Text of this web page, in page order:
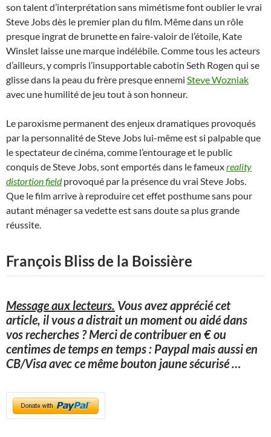
son talent d’interprétation sans mimétisme font oublier le vrai
Steve Jobs dès le premier plan du film. Même dans un rôle
presque ingrat de brunette en faire-valoir de l’étoile, Kate
Winslet laisse une marque indélébile. Comme tous les acteurs
d’ailleurs, y compris l’insupportable cabotin Seth Rogen qui se
glisse dans la peau du frère presque ennemi Steve Wozniak
avec une humilité de jeu tout à son honneur.
Le paroxisme permanent des enjeux dramatiques provoqués
par la personnalité de Steve Jobs lui-même est si palpable que
le spectateur de cinéma, comme l’entourage et le public
conquis de Steve Jobs, sont emportés dans le fameuxreality
distortion fieldprovoqué par la présence du vrai Steve Jobs.
Que le film arrive à reproduire cet effet posthume sans pour
autant ménager sa vedette est sans doute sa plus grande
réussite.
François Bliss de la Boissière
Message aux lecteurs. Vous avez apprécié cet
article, il vous a distrait un moment ou aidé dans
vos recherches ? Merci de contribuer en € ou
centimes de temps en temps : Paypal mais aussi en
CB/Visa avec ce même bouton jaune sécurisé…